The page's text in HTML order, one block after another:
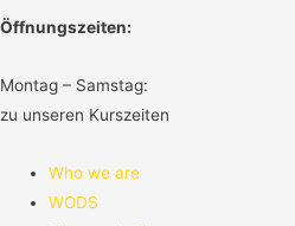
Öffnungszeiten:
Montag – Samstag:
zu unseren Kurszeiten
Who we are
WODS